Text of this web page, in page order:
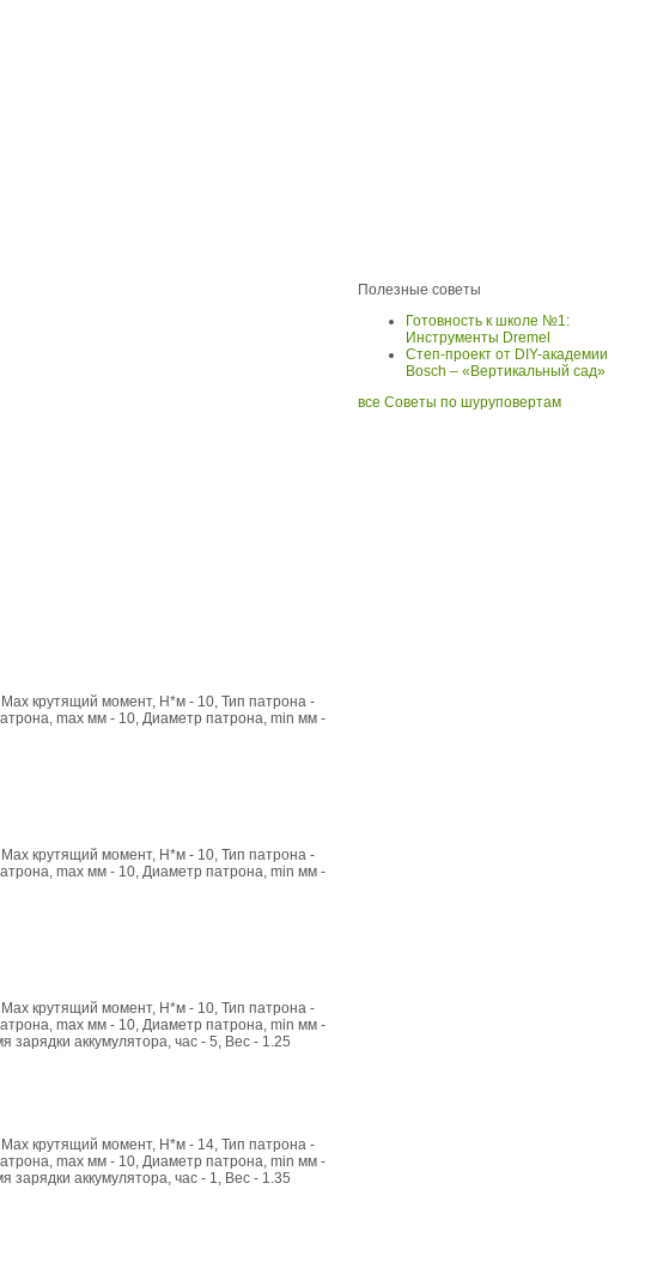
крутящий момент, Н*м - 10, Тип патрона -
max мм - 10, Диаметр патрона, min мм -
крутящий момент, Н*м - 10, Тип патрона -
max мм - 10, Диаметр патрона, min мм -
крутящий момент, Н*м - 10, Тип патрона -
max мм - 10, Диаметр патрона, min мм -
аккумулятора, час - 5, Вес - 1.25
крутящий момент, Н*м - 14, Тип патрона -
max мм - 10, Диаметр патрона, min мм -
аккумулятора, час - 1, Вес - 1.35
Полезные советы
Готовность к школе №1:
Инструменты Dremel
Степ-проект от DIY-академии
Bosch – «Вертикальный сад»
все Советы по шуруповертам